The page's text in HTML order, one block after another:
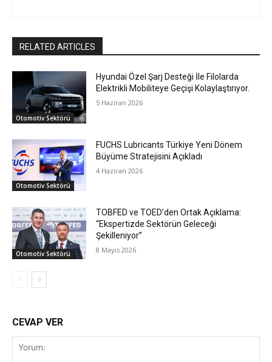
RELATED ARTICLES
Otomotiv Sektörü
Hyundai Özel Şarj Desteği İle Filolarda
Elektrikli Mobiliteye Geçişi Kolaylaştırıyor.
5 Haziran 2026
Otomotiv Sektörü
FUCHS Lubricants Türkiye Yeni Dönem
Büyüme Stratejisini Açıkladı
4 Haziran 2026
Otomotiv Sektörü
TOBFED ve TOED’den Ortak Açıklama:
“Ekspertizde Sektörün Geleceği
Şekilleniyor”
8 Mayıs 2026
CEVAP VER